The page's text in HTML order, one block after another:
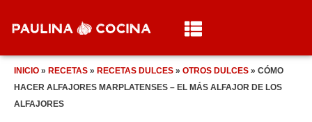
INICIO » RECETAS » RECETAS DULCES » OTROS DULCES » CÓMO
HACER ALFAJORES MARPLATENSES – EL MÁS ALFAJOR DE LOS
ALFAJORES